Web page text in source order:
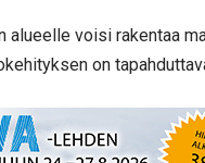
alueelle voisi rakentaa
on